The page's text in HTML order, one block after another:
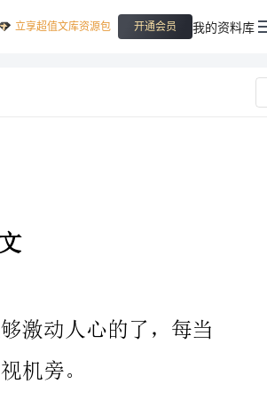
立享超值文库资源包 开通会员 我的资料库